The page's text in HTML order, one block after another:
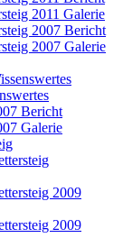
2011 Galerie
2007 Bericht
2007 Galerie
Bericht
Galerie
2009
2009